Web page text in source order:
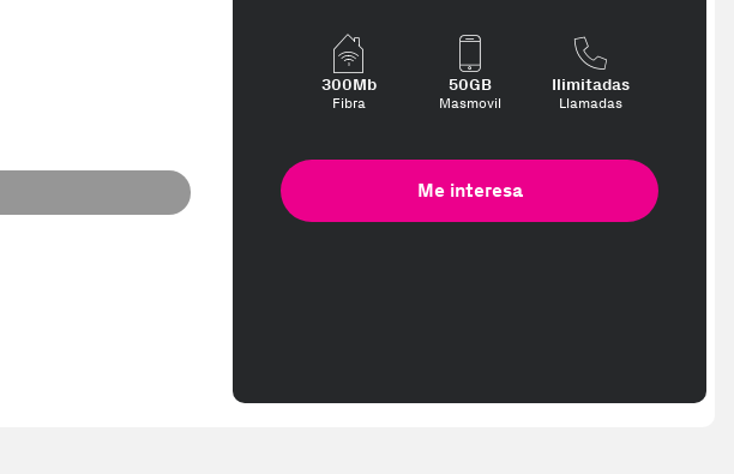
300Mb
Fibra
50GB
Masmovil
Ilimitadas
Llamadas
Me interesa